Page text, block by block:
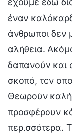
έναν
άνθρωποι δεν
αλήθεια.
δαπανούν και
σκοπό, τον
Θεωρούν
προσφέρουν
περισσότερα.